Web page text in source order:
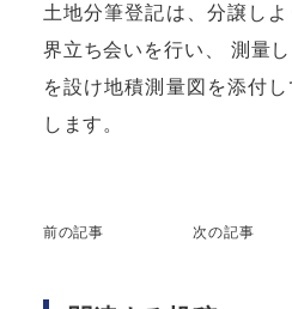
土地分筆登記は、分譲し
界立ち会いを行い、 測量
を設け地積測量図を添付
します。
前の記事 次の記事